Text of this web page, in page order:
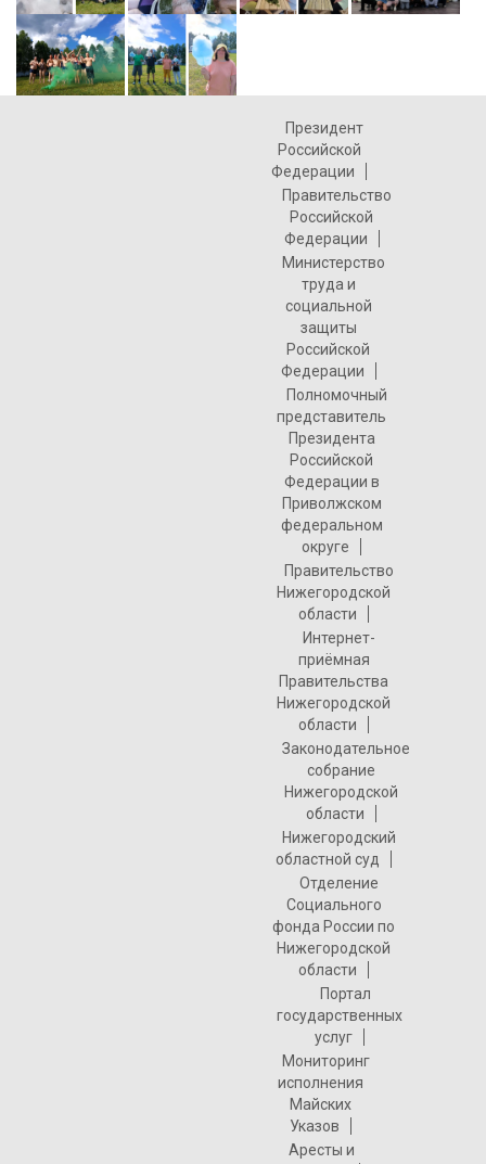
Президент
Российской
Федерации
Правительство
Российской
Федерации
Министерство
труда и
социальной
защиты
Российской
Федерации
Полномочный
представитель
Президента
Российской
Федерации в
Приволжском
федеральном
округе
Правительство
Нижегородской
области
Интернет-
приёмная
Правительства
Нижегородской
области
Законодательное
собрание
Нижегородской
области
Нижегородский
областной суд
Отделение
Социального
фонда России по
Нижегородской
области
Портал
государственных
услуг
Мониторинг
исполнения
Майских
Указов
Аресты и